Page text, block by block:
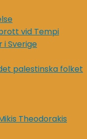
vid Tempi
Sverige
palestinska folket
Theodorakis